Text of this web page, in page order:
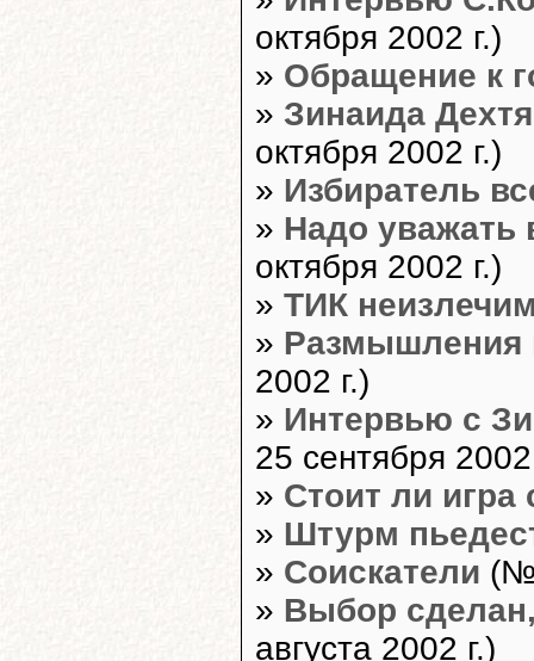
октября 2002 г.)
» Обращение к
» Зинаида
октября 2002 г.)
» Избиратель
» Надо уважать
октября 2002 г.)
» ТИК
» Размышления
2002 г.)
» Интервью с
25 сентября 2002
» Стоит ли игра
» Штурм
» Соискатели
» Выбор
августа 2002 г.)